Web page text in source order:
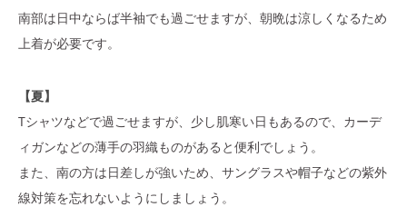
南部は日中ならば半袖でも過ごせますが、朝晩は涼しくなるため
上着が必要です。
【夏】
Tシャツなどで過ごせますが、少し肌寒い日もあるので、カーデ
ィガンなどの薄手の羽織ものがあると便利でしょう。
また、南の方は日差しが強いため、サングラスや帽子などの紫外
線対策を忘れないようにしましょう。